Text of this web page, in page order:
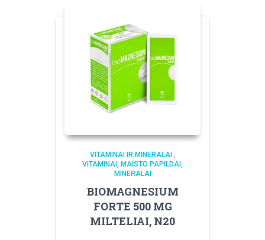
VITAMINAI IR MINERALAI ,
VITAMINAI, MAISTO PAPILDAI,
MINERALAI
BIOMAGNESIUM
FORTE 500 MG
MILTELIAI, N20